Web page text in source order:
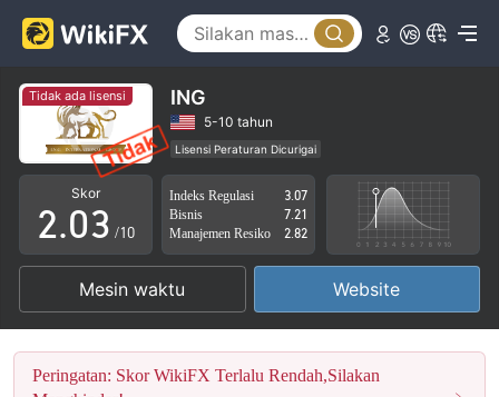
Tidak ada lisensi ING
5-10 tahun
Lisensi Peraturan Dicurigai
Lingkup Bisnis Mencurigakan
Potensi risiko tinggi
Skor
0
1
2
3
4
5
.0
1
2
3
0
1
2
3
4
5
6
/10
Indeks Regulasi
3.07
Bisnis
7.21
Manajemen Resiko
2.82
Mesin waktu Website
Peringatan: Skor WikiFX Terlalu Rendah,Silakan